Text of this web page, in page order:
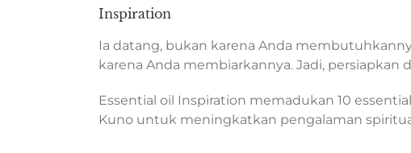
Inspiration
Ia datang, bukan karena Anda
karena Anda membiarkannya. Jadi,
Essential oil Inspiration memadukan 10
Kuno untuk meningkatkan pengalaman